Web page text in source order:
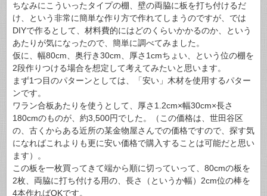
ちなみにこういったタイプの棚、壁の両脇に板を打ち付けるだ
け、という非常に簡単な作り方で作れてしまうのですが、では
DIYで作るとして、材料費的にはどのくらいかかるのか、という
あたりが気になったので、簡単に調べてみました。
仮に、幅80cm、奥行き30cm、厚さ1cmちょい、という位の棚を
2段作りつける場合を想定して考えてみたいと思います。
まず1つ目のパターンとしては、「安い」木材を使用するパター
ンです。
ワラン合板あたりを使うとして、厚さ1.2cm×幅30cm×長さ
180cmのものが、約3,500円でした。（この価格は、世田谷区
の、古くからある近所の某金物屋さんでの価格ですので、探す気
になればこれよりも更に安い価格で購入することは可能だと思い
ます）。
この板を一枚買ってきて端から順に切っていって、80cmの板を
2枚、両脇に打ち付ける用の、長さ（というか幅）2cm位の棒を
4本作ればOKです。